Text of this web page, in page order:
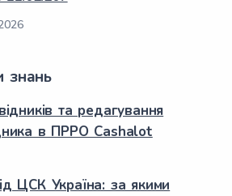
знань
та редагування
в ПРРО Cashalot
ЦСК Україна: за якими